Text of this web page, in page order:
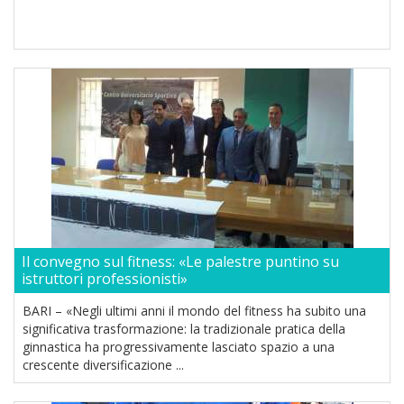
Il convegno sul fitness: «Le palestre puntino su
istruttori professionisti»
BARI – «Negli ultimi anni il mondo del fitness ha subito una
significativa trasformazione: la tradizionale pratica della
ginnastica ha progressivamente lasciato spazio a una
crescente diversificazione ...